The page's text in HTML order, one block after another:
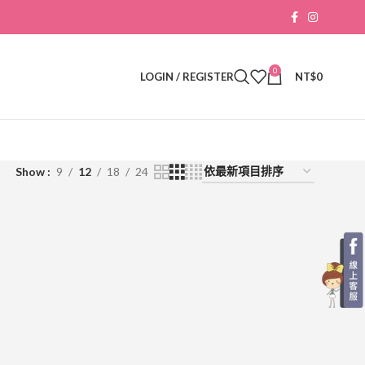
LOGIN / REGISTER 0 NT$0
Show 9 12 18 24